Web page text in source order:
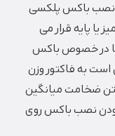
نصب باکس پلکسی
پایه قرار می
در خصوص باکس
به فاکتور وزن
ضخامت میانگین
نصب باکس روی